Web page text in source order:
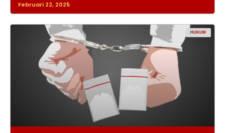
Februari 22, 2025
HUKUM